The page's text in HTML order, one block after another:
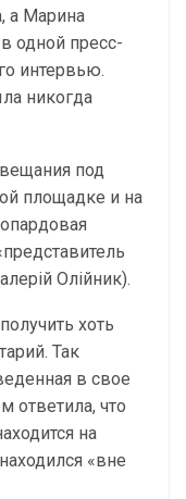
а Марина
одной пресс-
интервью.
никогда
под
площадке и на
Олійник).
хоть
Так
в свое
ответила, что
на
«вне